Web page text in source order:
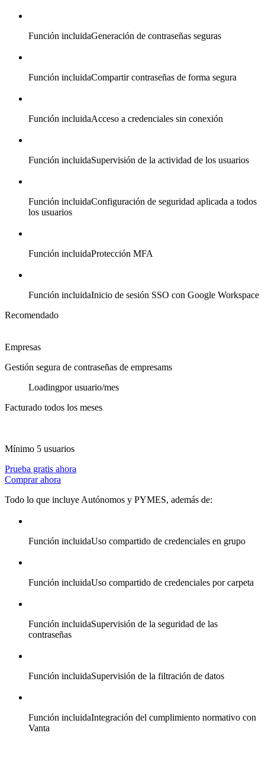
Función incluidaGeneración de contraseñas seguras
Función incluidaCompartir contraseñas de forma segura
Función incluidaAcceso a credenciales sin conexión
Función incluidaSupervisión de la actividad de los usuarios
Función incluidaConfiguración de seguridad aplicada a todos
los usuarios
Función incluidaProtección MFA
Función incluidaInicio de sesión SSO con Google Workspace
Recomendado
Empresas
Gestión segura de contraseñas de empresams
Loadingpor usuario/mes
Facturado todos los meses
Mínimo 5 usuarios
Prueba gratis ahora
Comprar ahora
Todo lo que incluye Autónomos y PYMES, además de:
Función incluidaUso compartido de credenciales en grupo
Función incluidaUso compartido de credenciales por carpeta
Función incluidaSupervisión de la seguridad de las
contraseñas
Función incluidaSupervisión de la filtración de datos
Función incluidaIntegración del cumplimiento normativo con
Vanta